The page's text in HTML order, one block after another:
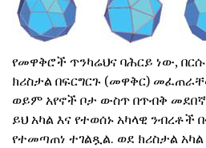
የመዋቅሮች ጥንካሬህና ባሕርይ ነው,
ክሪስታል በፍርግርጉ (መዋቅር)
ወይም አየኖች ቦታ ውስጥ በጥብቅ
ይህ አካል እና የተወሰኑ አካላዊ ንብረቶች
የተመጣጠነ ተገልጿል. ወደ ክሪስታል